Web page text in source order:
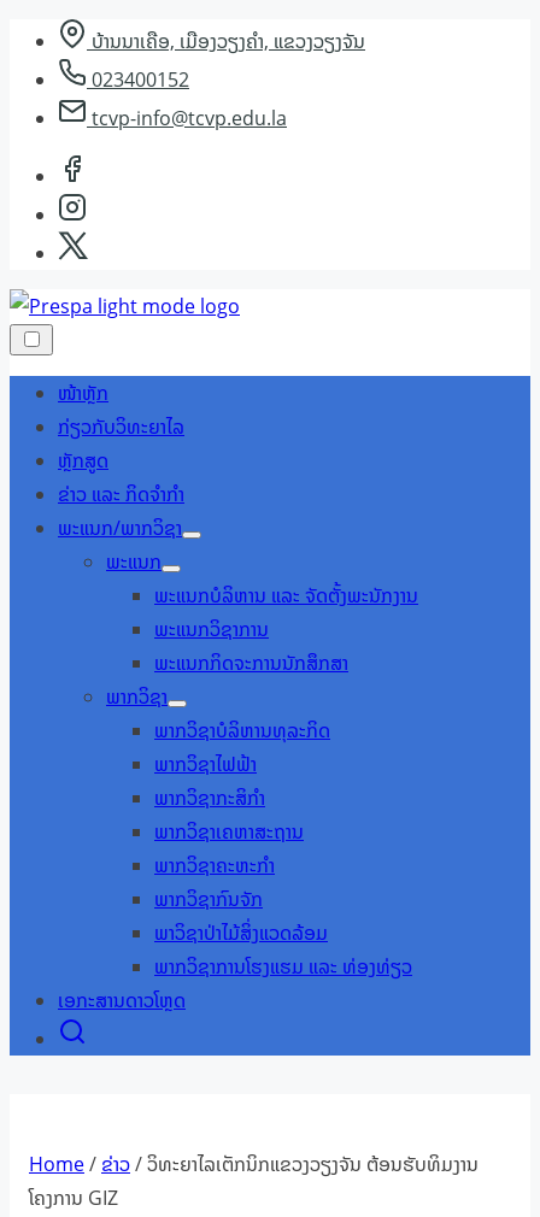
Skip
content
ບ້ານນາເຄືອ, ເມືອງວຽງຄຳ, ແຂວງວຽງຈັນ
023400152
tcvp-info@tcvp.edu.la
ໜ້າຫຼັກ
ກ່ຽວກັບວິທະຍາໄລ
ຫຼັກສູດ
ຂ່າວ ແລະ ກິດຈຳກຳ
ພະແນກ/ພາກວິຊາ
Show
ພະແນກ
Show
sub
ພະແນກບໍລິຫານ ແລະ ຈັດຕັ້ງພະນັກງານ
ພະແນກວິຊາການ
ພະແນກກິດຈະການນັກສຶກສາ
ພາກວິຊາ
Show
sub
ພາກວິຊາບໍລິຫານທຸລະກິດ
ພາກວິຊາໄຟຟ້າ
ພາກວິຊາກະສິກຳ
ພາກວິຊາເຄຫາສະຖານ
ພາກວິຊາຄະຫະກຳ
ພາກວິຊາກົນຈັກ
ພາວິຊາປ່າໄມ້ສິ່ງແວດລ້ອມ
ພາກວິຊາການໂຮງແຮມ ແລະ ທ່ອງທ່ຽວ
ເອກະສານດາວໂຫຼດ
Home/ ຂ່າວ/ ວິທະຍາໄລເຕັກນິກແຂວງວຽງຈັນ ຕ້ອນຮັບທິມງານ
ໂຄງການ GIZ